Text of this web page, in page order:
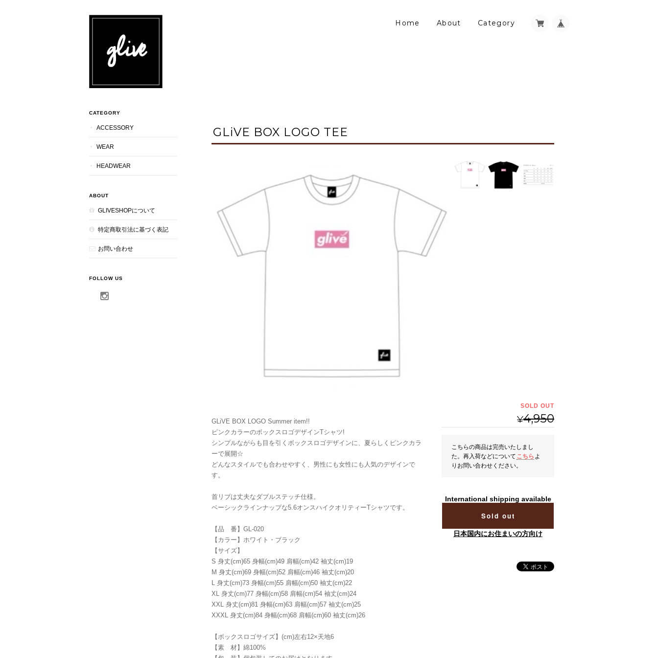
Home About Category
GLiVE BOX LOGO TEE
GLiVE BOX LOGO Summer item!!
ピンクカラーのボックスロゴデザインTシャツ!
シンプルながらも目を引くボックスロゴデザインに、夏らしくピンクカラ
ーで展開☆
どんなスタイルでも合わせやすく、男性にも女性にも人気のデザインで
す。
首リブは丈夫なダブルステッチ仕様。
ベーシックラインナップな5.6オンスハイクオリティーTシャツです。
【品 番】GL-020
【カラー】ホワイト・ブラック
【サイズ】
S 身丈(cm)65 身幅(cm)49 肩幅(cm)42 袖丈(cm)19
M 身丈(cm)69 身幅(cm)52 肩幅(cm)46 袖丈(cm)20
L 身丈(cm)73 身幅(cm)55 肩幅(cm)50 袖丈(cm)22
XL 身丈(cm)77 身幅(cm)58 肩幅(cm)54 袖丈(cm)24
XXL 身丈(cm)81 身幅(cm)63 肩幅(cm)57 袖丈(cm)25
XXXL 身丈(cm)84 身幅(cm)68 肩幅(cm)60 袖丈(cm)26
【ボックスロゴサイズ】(cm)左右12×天地6
【素 材】綿100%
¥4,950
SOLD OUT
こちらの商品は完売いたしまし
た。再入荷などについて こちら よ
りお問い合わせください。
International shipping available
Sold out
日本国内にお住まいの方向け
CATEGORY
ACCESSORY
WEAR
HEADWEAR
ABOUT
GLIVESHOPについて
特定商取引法に基づく表記
お問い合わせ
FOLLOW US